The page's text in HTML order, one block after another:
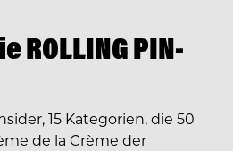
ROLLING PIN-
15 Kategorien, die 50
de la Crème der